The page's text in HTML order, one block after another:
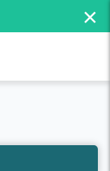
×